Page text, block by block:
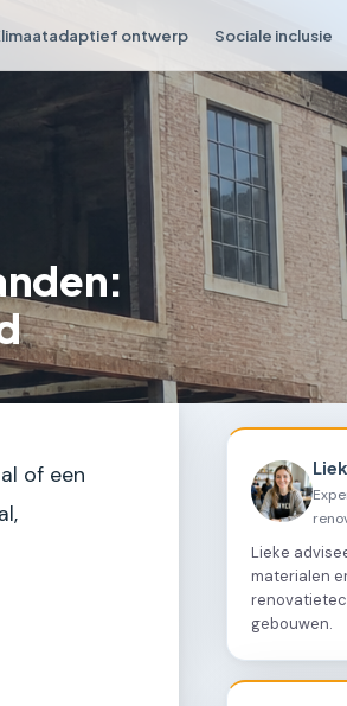
ontwerp Sociale inclusie
of een
Lieke
materialen
gebouwen.